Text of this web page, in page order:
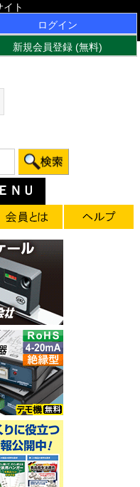
イト
ログイン
新規会員登録 (無料)
ＮＵ